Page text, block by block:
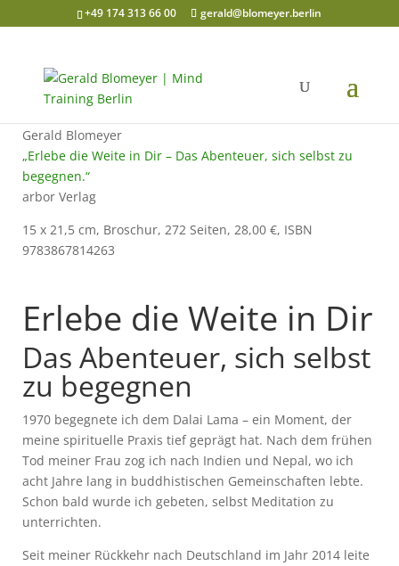
+49 174 313 66 00 gerald@blomeyer.berlin
Gerald Blomeyer
„Erlebe die Weite in Dir – Das Abenteuer, sich selbst zu
begegnen.“
arbor Verlag
15 x 21,5 cm, Broschur, 272 Seiten, 28,00 €, ISBN
9783867814263
Erlebe die Weite in Dir
Das Abenteuer, sich selbst
zu begegnen
1970 begegnete ich dem Dalai Lama – ein Moment, der
meine spirituelle Praxis tief geprägt hat. Nach dem frühen
Tod meiner Frau zog ich nach Indien und Nepal, wo ich
acht Jahre lang in buddhistischen Gemeinschaften lebte.
Schon bald wurde ich gebeten, selbst Meditation zu
unterrichten.
Seit meiner Rückkehr nach Deutschland im Jahr 2014 leite